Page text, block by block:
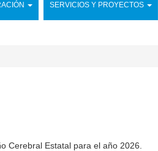
SERVICIOS Y PROYECTOS
Cerebral Estatal para el año 2026.